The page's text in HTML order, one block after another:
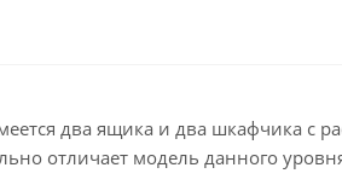
два ящика и два шкафчика
отличает модель данного